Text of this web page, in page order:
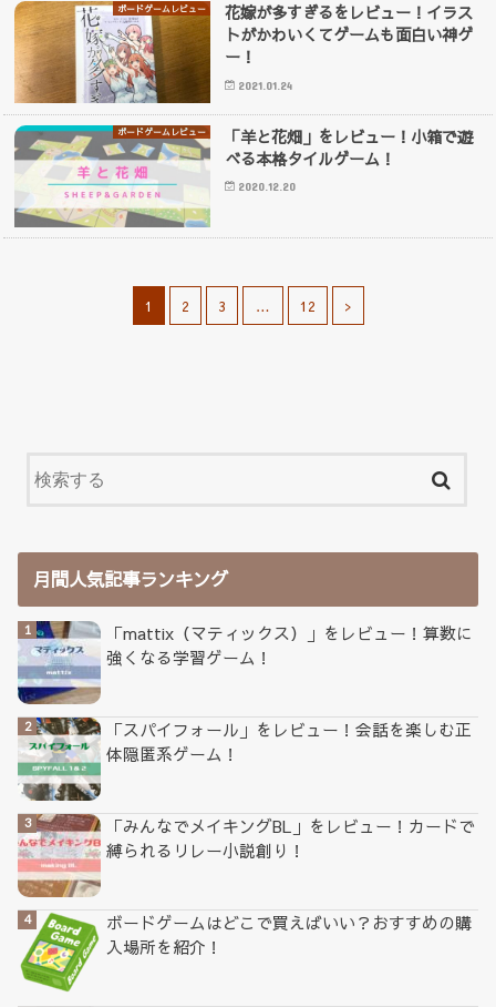
ボードゲームレビュー
花嫁が多すぎるをレビュー！イラス
トがかわいくてゲームも面白い神ゲ
ー！
2021.01.24
ボードゲームレビュー
「羊と花畑」をレビュー！小箱で遊
べる本格タイルゲーム！
2020.12.20
1 2 3 … 12 >
月間人気記事ランキング
「mattix（マティックス）」をレビュー！算数に
強くなる学習ゲーム！
「スパイフォール」をレビュー！会話を楽しむ正
体隠匿系ゲーム！
「みんなでメイキングBL」をレビュー！カードで
縛られるリレー小説創り！
ボードゲームはどこで買えばいい？おすすめの購
入場所を紹介！